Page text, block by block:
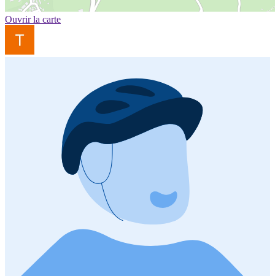
Ouvrir la carte